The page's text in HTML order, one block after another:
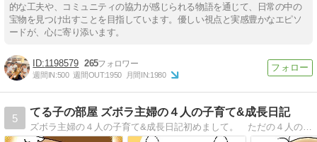
的な工夫や、コミュニティの協力が感じられる物語を通じて、日常の中の
宝物を見つけ出すことを目指しています。優しい視点と実感豊かなエピソ
ードが、心に寄り添います。
1198579 265
週間IN:500 週間OUT:1950 月間IN:1980
5
てる子の部屋 ズボラ主婦の４人の子育て&成長日記
ズボラ主婦の４人の子育て&成長日記初めまして。 ただの４人の子持ちの主婦、てる子と申します。このブログは、私の日常をならべています。少しでもクスリッと笑ってもらえたり、「あるある〜！」と思えてもらえたらこれ幸いです。